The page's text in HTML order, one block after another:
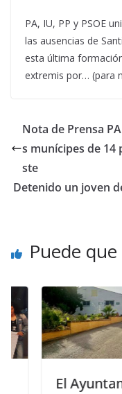
PA, IU, PP y PSOE
las ausencias de
esta última
extremis por… (para
Nota de Prensa
s munícipes de 14
ste
Detenido un joven
Puede
El